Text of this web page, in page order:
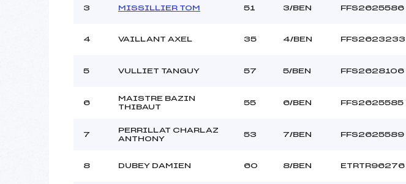
Pénalité appliquée :
–
Catégorie :
BEN
3 MISSILLIER TOM 51 3/BEN FFS2625586
4 VAILLANT AXEL 35 4/BEN FFS2623233
5 VULLIET TANGUY 57 5/BEN FFS2628106
6
MAISTRE BAZIN
THIBAUT
55 6/BEN FFS2625585
7
PERRILLAT CHARLAZ
ANTHONY
53 7/BEN FFS2625589
8 DUBEY DAMIEN 60 8/BEN ETRTR96276